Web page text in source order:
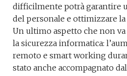
difficilmente potrà garantire
del personale e ottimizzare
Un ultimo aspetto che non
la sicurezza informatica:
remoto e smart working
stato anche accompagnato